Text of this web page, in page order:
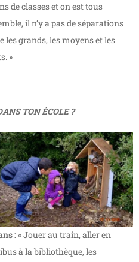
de classes et on est tous
il n’y a pas de séparations
les grands, les moyens et les
»
TON ÉCOLE ?
:« Jouer au train, aller en
à la bibliothèque, les